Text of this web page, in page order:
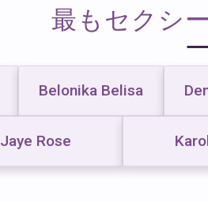
最もセクシ
Belonika Belisa
Jaye Rose